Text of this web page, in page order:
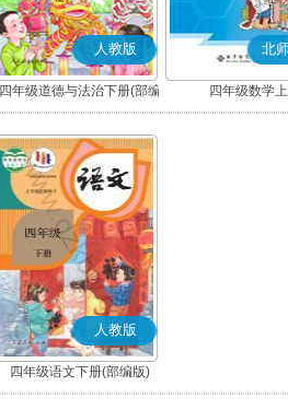
人教版
四年级道德与法治下册(部编
版)
北
四年级数学
人教版
四年级语文下册(部编版)